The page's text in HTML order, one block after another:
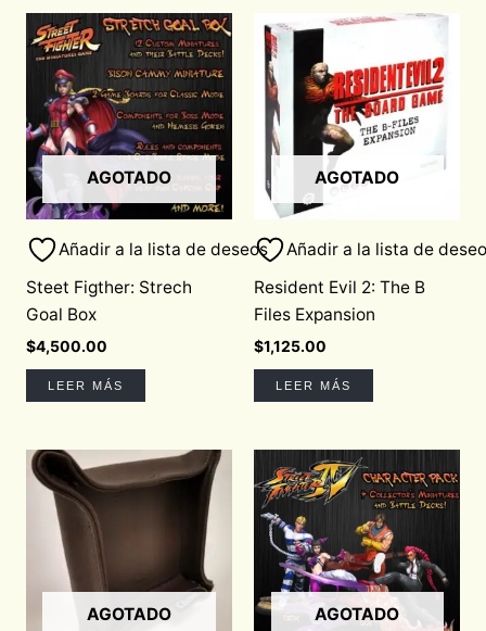
AGOTADO
Añadir a la lista de deseos
Steet Figther: Strech
Goal Box
$4,500.00
LEER MÁS
AGOTADO
Añadir a la lista de
Resident Evil 2: The B
Files Expansion
$1,125.00
LEER MÁS
AGOTADO AGOTADO